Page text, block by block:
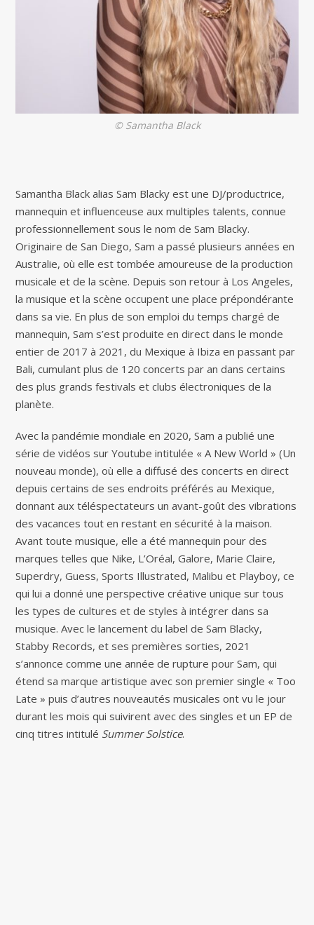
© Samantha Black
Samantha Black alias Sam Blacky est une DJ/productrice,
mannequin et influenceuse aux multiples talents, connue
professionnellement sous le nom de Sam Blacky.
Originaire de San Diego, Sam a passé plusieurs années en
Australie, où elle est tombée amoureuse de la production
musicale et de la scène. Depuis son retour à Los Angeles,
la musique et la scène occupent une place prépondérante
dans sa vie. En plus de son emploi du temps chargé de
mannequin, Sam s’est produite en direct dans le monde
entier de 2017 à 2021, du Mexique à Ibiza en passant par
Bali, cumulant plus de 120 concerts par an dans certains
des plus grands festivals et clubs électroniques de la
planète.
Avec la pandémie mondiale en 2020, Sam a publié une
série de vidéos sur Youtube intitulée « A New World » (Un
nouveau monde), où elle a diffusé des concerts en direct
depuis certains de ses endroits préférés au Mexique,
donnant aux téléspectateurs un avant-goût des vibrations
des vacances tout en restant en sécurité à la maison.
Avant toute musique, elle a été mannequin pour des
marques telles que Nike, L’Oréal, Galore, Marie Claire,
Superdry, Guess, Sports Illustrated, Malibu et Playboy, ce
qui lui a donné une perspective créative unique sur tous
les types de cultures et de styles à intégrer dans sa
musique. Avec le lancement du label de Sam Blacky,
Stabby Records, et ses premières sorties, 2021
s’annonce comme une année de rupture pour Sam, qui
étend sa marque artistique avec son premier single « Too
Late » puis d’autres nouveautés musicales ont vu le jour
durant les mois qui suivirent avec des singles et un EP de
cinq titres intitulé Summer Solstice.